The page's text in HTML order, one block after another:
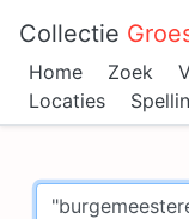
Collectie
Home Zoek
Locaties